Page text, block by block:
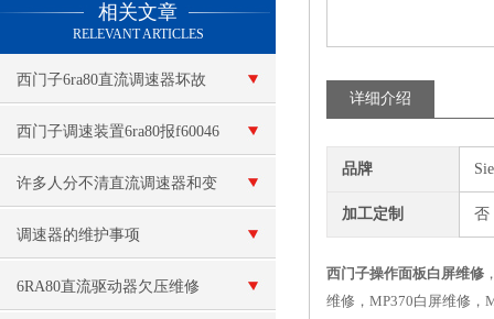
相关文章
RELEVANT ARTICLES
西门子6ra80直流调速器坏故
障维修
西门子调速装置6ra80报f60046
显示故障代码
许多人分不清直流调速器和变
频器的区别
调速器的维护事项
6RA80直流驱动器欠压维修
详细介绍
品牌
加工定制 否
西门子操作面板白屏维修
维修，MP370白屏维修，